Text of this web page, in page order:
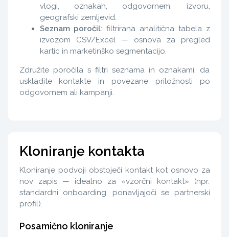
vlogi, oznakah, odgovornem, izvoru,
geografski zemljevid.
Seznam poročil: filtrirana analitična tabela z
izvozom CSV/Excel — osnova za pregled
kartic in marketinško segmentacijo.
Združite poročila s filtri seznama in oznakami, da
uskladite kontakte in povezane priložnosti po
odgovornem ali kampanji.
Kloniranje kontakta
Kloniranje podvoji obstoječi kontakt kot osnovo za
nov zapis — idealno za «vzorčni kontakt» (npr.
standardni onboarding, ponavljajoči se partnerski
profil).
Posamično kloniranje